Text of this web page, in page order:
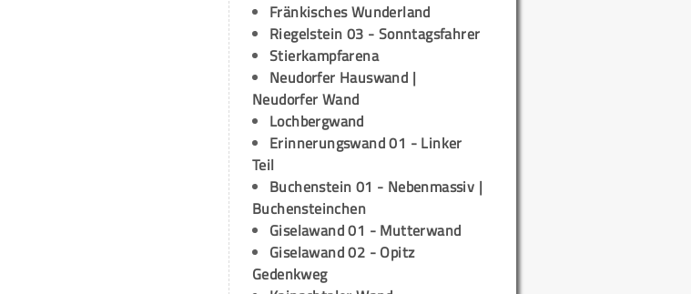
Fränkisches Wunderland
Riegelstein 03 - Sonntagsfahrer
Stierkampfarena
Neudorfer Hauswand |
Neudorfer Wand
Lochbergwand
Erinnerungswand 01 - Linker
Teil
Buchenstein 01 - Nebenmassiv |
Buchensteinchen
Giselawand 01 - Mutterwand
Giselawand 02 - Opitz
Gedenkweg